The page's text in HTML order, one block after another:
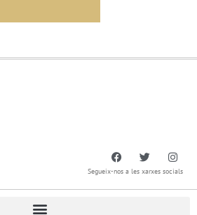
Segueix-nos a les xarxes socials